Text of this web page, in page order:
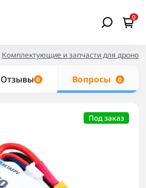
0
Комплектующие и запчасти для дронов
Отзывы 0 Вопросы 0
Под заказ